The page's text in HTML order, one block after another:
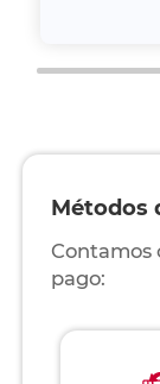
Métodos
Contamos
pago: